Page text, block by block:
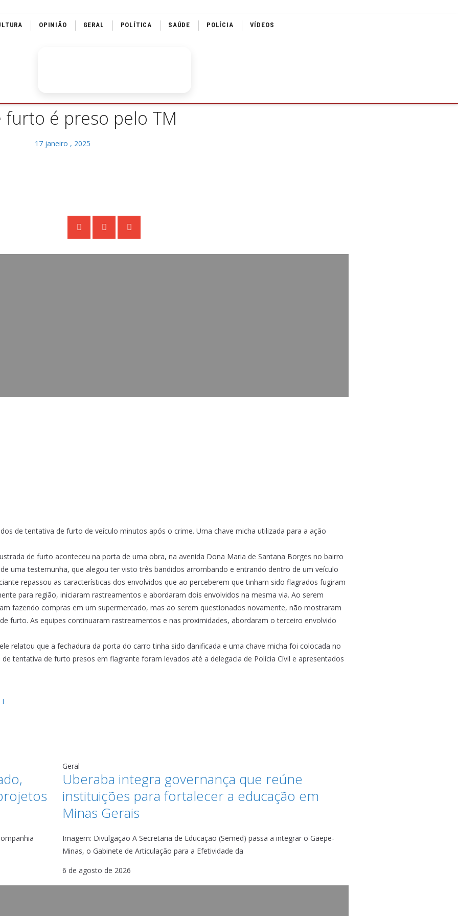
OPINIÃO GERAL POLÍTICA SAÚDE POLÍCIA VÍDEOS
é preso pelo TM
17 janeiro , 2025
de tentativa de furto de veículo minutos após o crime. Uma chave micha utilizada para a ação
de furto aconteceu na porta de uma obra, na avenida Dona Maria de Santana Borges no bairro
uma testemunha, que alegou ter visto três bandidos arrombando e entrando dentro de um veículo
repassou as características dos envolvidos que ao perceberem que tinham sido flagrados fugiram
para região, iniciaram rastreamentos e abordaram dois envolvidos na mesma via. Ao serem
fazendo compras em um supermercado, mas ao serem questionados novamente, não mostraram
furto. As equipes continuaram rastreamentos e nas proximidades, abordaram o terceiro envolvido
relatou que a fechadura da porta do carro tinha sido danificada e uma chave micha foi colocada no
tentativa de furto presos em flagrante foram levados até a delegacia de Polícia Cívil e apresentados
I
Geral
Uberaba integra governança que reúne
instituições para fortalecer a educação em
Minas Gerais
Imagem: Divulgação A Secretaria de Educação (Semed) passa a integrar o Gaepe-
Minas, o Gabinete de Articulação para a Efetividade da
6 de agosto de 2026